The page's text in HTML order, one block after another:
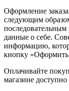
Оформление
следующим
последовательным
данные о себе.
информацию,
кнопку «Оформить
Оплачивайте
магазине